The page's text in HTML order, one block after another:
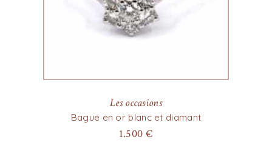
Les occasions
Bague en or blanc et diamant
1.500 €